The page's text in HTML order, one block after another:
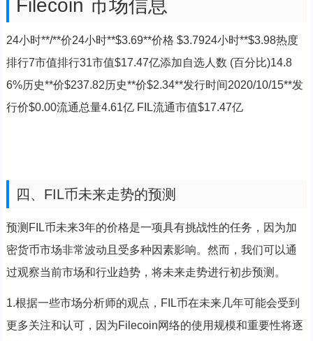
Filecoin 市场信息
24小时**/**价24小时**$3.69**价格 $3.7924小时**$3.98热度
排行7市值排行31市值$17.47亿添加自选人数 (百分比)14.8
6%历史**价$237.82历史**价$2.34**发行时间2020/10/15**发
行价$0.00流通总量4.61亿 FIL流通市值$17.47亿
四、FIL币未来走势的预测
预测FIL币未来3年的价格是一项具有挑战性的任务，因为加
密货币市场非常波动且受多种因素影响。然而，我们可以通
过观察当前市场和行业趋势，将未来走势进行初步预测。
1.根据一些市场分析师的观点，FIL币在未来几年可能会受到
更多关注和认可，因为Filecoin网络的使用规模和重要性将逐